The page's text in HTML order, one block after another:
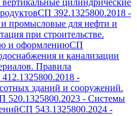
вертикальные цилиндрические
СП 392.1325800.2018 -
промысловые для нефти и
при строительстве.
и оформлениюСП
и канализации
Правила
-
зданий и сооружений.
520.1325800.2023 - Системы
СП 543.1325800.2024 -